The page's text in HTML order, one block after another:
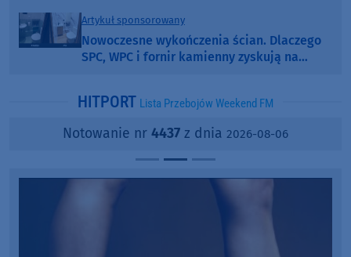
Artykuł sponsorowany
Nowoczesne wykończenia ścian. Dlaczego
SPC, WPC i fornir kamienny zyskują na
HITPORT Lista Przebojów Weekend FM
Notowanie nr 4437 z dnia 2026-08-06